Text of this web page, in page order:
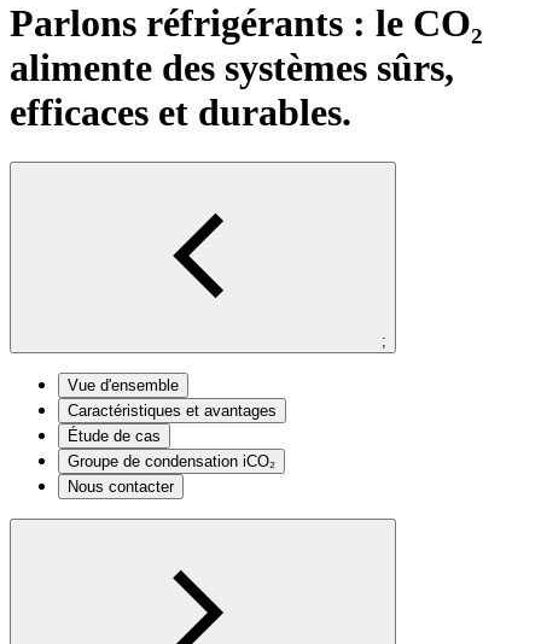
Parlons réfrigérants : le CO₂
alimente des systèmes sûrs,
efficaces et durables.
;
Vue d'ensemble
Caractéristiques et avantages
Étude de cas
Groupe de condensation iCO₂
Nous contacter